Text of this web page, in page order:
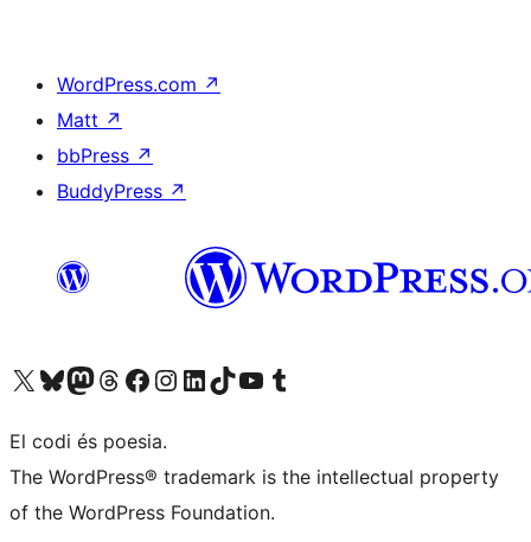
WordPress.com ↗
Matt ↗
bbPress ↗
BuddyPress ↗
Visiteu el nostre compte X (abans Twitter)
Visiteu el nostre compte de Bluesky
Visiteu el nostre compte al Mastodon
Visiteu el nostre compte de Threads
Visiteu la nostra pàgina al Facebook
Visiteu el nostre compte d'Instagram
Visiteu el nostre compte de LinkedIn
Visiteu el nostre compte de TikTok
Visiteu el nostre canal al YouTube
Visiteu el nostre compte de Tumblr
El codi és poesia.
The WordPress® trademark is the intellectual property
of the WordPress Foundation.